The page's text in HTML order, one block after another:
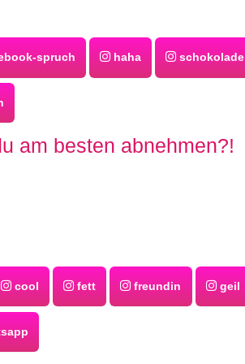
spruch haha schokolade
am besten abnehmen?!
cool fett freundin geil